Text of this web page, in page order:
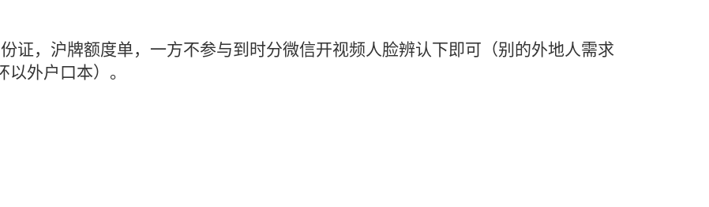
证，沪牌额度单，一方不参与到时分微信开视频人脸辨认下即可（别的外地人需求
外户口本）。